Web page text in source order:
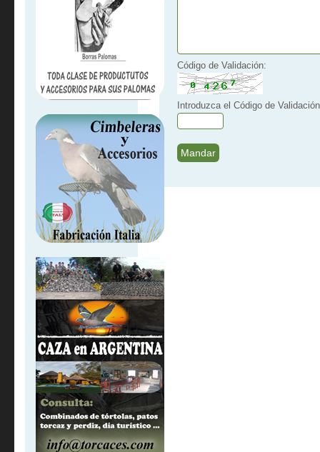
Código de Validación:
Introduzca el Código de